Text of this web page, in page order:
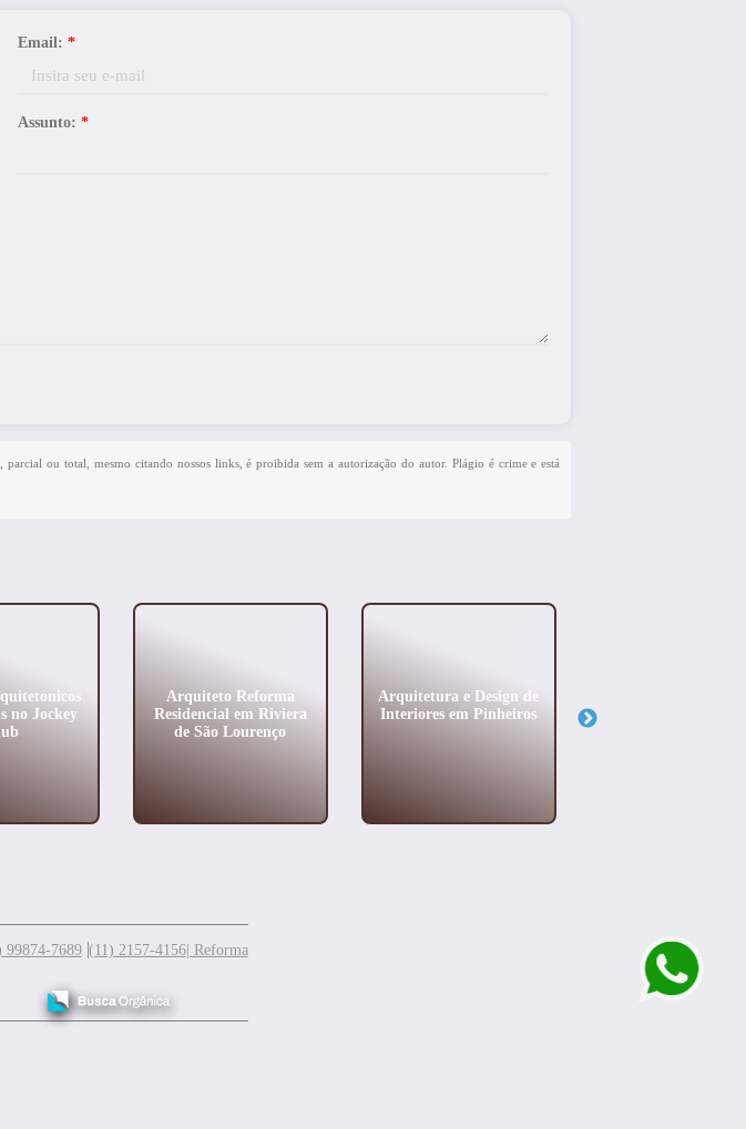
Email: *
Assunto: *
ou total, mesmo citando nossos links, é proibida sem a autorização do autor. Plágio é crime e está
no Jockey
Arquiteto Reforma
Residencial em Riviera
de São Lourenço
Arquitetura e Design de
Interiores em Pinheiros
99874-7689 (11) 2157-4156| Reforma